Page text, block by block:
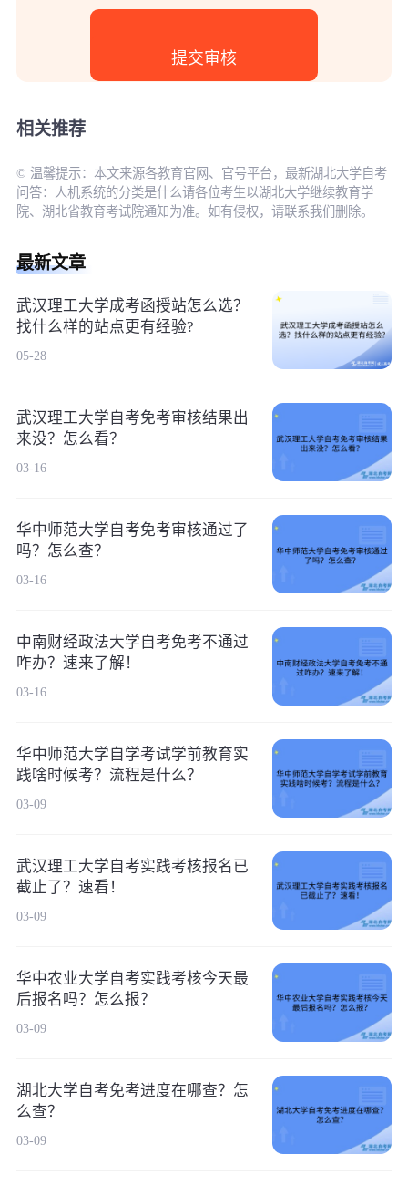
相关推荐
© 温馨提示：本文来源各教育官网、官号平台，最新湖北大学自考
问答：人机系统的分类是什么请各位考生以湖北大学继续教育学
院、湖北省教育考试院通知为准。如有侵权，请联系我们删除。
最新文章
武汉理工大学成考函授站怎么选？
找什么样的站点更有经验?
05-28
武汉理工大学自考免考审核结果出
来没？怎么看？
03-16
华中师范大学自考免考审核通过了
吗？怎么查？
03-16
中南财经政法大学自考免考不通过
咋办？速来了解！
03-16
华中师范大学自学考试学前教育实
践啥时候考？流程是什么？
03-09
武汉理工大学自考实践考核报名已
截止了？速看！
03-09
华中农业大学自考实践考核今天最
后报名吗？怎么报？
03-09
湖北大学自考免考进度在哪查？怎
么查？
03-09